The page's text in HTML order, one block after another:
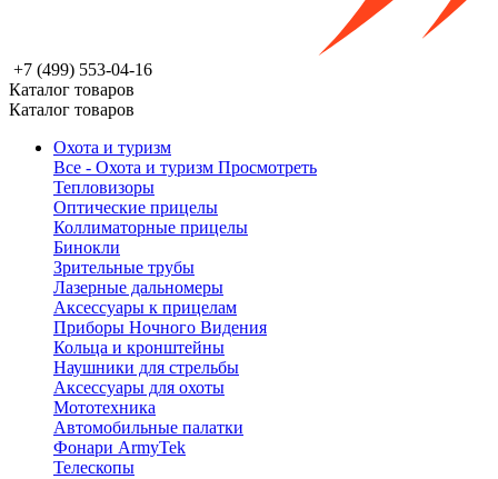
+7 (499) 553-04-16
Каталог товаров
Каталог товаров
Охота и туризм
Все - Охота и туризм Просмотреть
Тепловизоры
Оптические прицелы
Коллиматорные прицелы
Бинокли
Зрительные трубы
Лазерные дальномеры
Аксессуары к прицелам
Приборы Ночного Видения
Кольца и кронштейны
Наушники для стрельбы
Аксессуары для охоты
Мототехника
Автомобильные палатки
Фонари ArmyTek
Телескопы